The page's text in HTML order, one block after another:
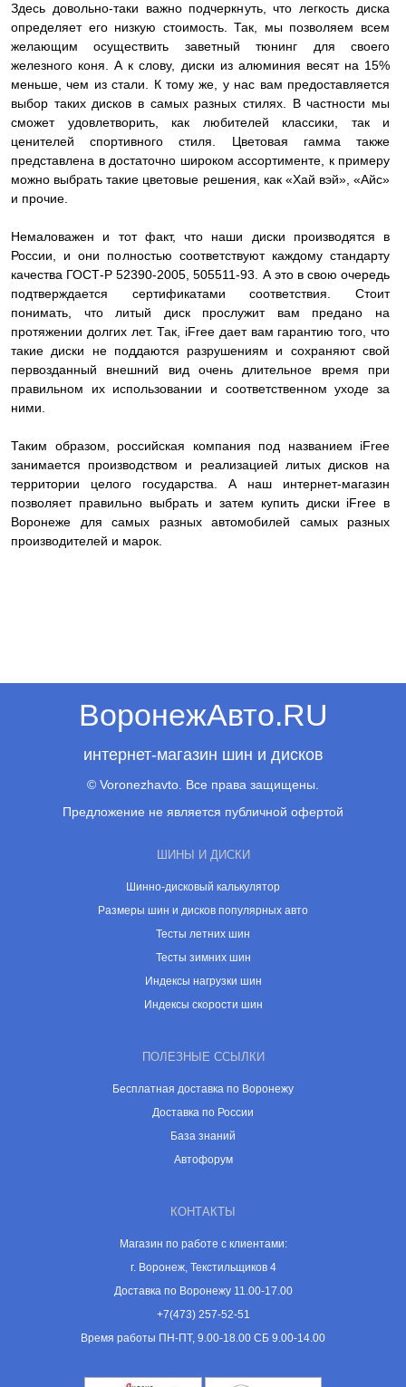
Здесь довольно-таки важно подчеркнуть, что легкость диска
определяет его низкую стоимость. Так, мы позволяем всем
желающим осуществить заветный тюнинг для своего
железного коня. А к слову, диски из алюминия весят на 15%
меньше, чем из стали. К тому же, у нас вам предоставляется
выбор таких дисков в самых разных стилях. В частности мы
сможет удовлетворить, как любителей классики, так и
ценителей спортивного стиля. Цветовая гамма также
представлена в достаточно широком ассортименте, к примеру
можно выбрать такие цветовые решения, как «Хай вэй», «Айс»
и прочие.
Немаловажен и тот факт, что наши диски производятся в
России, и они полностью соответствуют каждому стандарту
качества ГОСТ-Р 52390-2005, 505511-93. А это в свою очередь
подтверждается сертификатами соответствия. Стоит
понимать, что литый диск прослужит вам предано на
протяжении долгих лет. Так, iFree дает вам гарантию того, что
такие диски не поддаются разрушениям и сохраняют свой
первозданный внешний вид очень длительное время при
правильном их использовании и соответственном уходе за
ними.
Таким образом, российская компания под названием iFree
занимается производством и реализацией литых дисков на
территории целого государства. А наш интернет-магазин
позволяет правильно выбрать и затем купить диски iFree в
Воронеже для самых разных автомобилей самых разных
производителей и марок.
ВоронежАвто.RU
интернет-магазин шин и дисков
© Voronezhavto. Все права защищены.
Предложение не является публичной офертой
ШИНЫ И ДИСКИ
Шинно-дисковый калькулятор
Размеры шин и дисков популярных авто
Тесты летних шин
Тесты зимних шин
Индексы нагрузки шин
Индексы скорости шин
ПОЛЕЗНЫЕ ССЫЛКИ
Бесплатная доставка по Воронежу
Доставка по России
База знаний
Автофорум
КОНТАКТЫ
Магазин по работе с клиентами:
г. Воронеж, Текстильщиков 4
Доставка по Воронежу 11.00-17.00
+7(473) 257-52-51
Время работы ПН-ПТ, 9.00-18.00 СБ 9.00-14.00